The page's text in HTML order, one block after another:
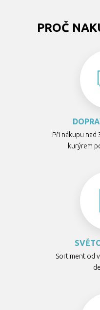
PROČ
Při nákupu nad
kurýrem
Sortiment od